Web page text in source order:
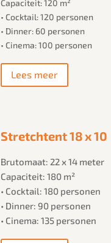
Capaciteit: 120 m²
• Cocktail: 120 personen
• Dinner: 60 personen
• Cinema: 100 personen
Lees meer
Stretchtent 18 x 10
Brutomaat: 22 x 14 meter
Capaciteit: 180 m²
• Cocktail: 180 personen
• Dinner: 90 personen
• Cinema: 135 personen